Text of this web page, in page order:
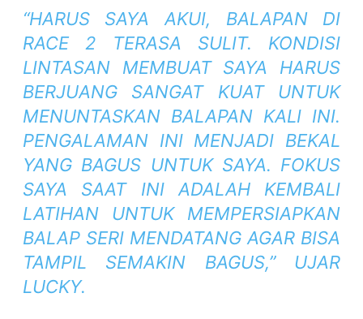
“HARUS SAYA AKUI, BALAPAN DI
RACE 2 TERASA SULIT. KONDISI
LINTASAN MEMBUAT SAYA HARUS
BERJUANG SANGAT KUAT UNTUK
MENUNTASKAN BALAPAN KALI INI.
PENGALAMAN INI MENJADI BEKAL
YANG BAGUS UNTUK SAYA. FOKUS
SAYA SAAT INI ADALAH KEMBALI
LATIHAN UNTUK MEMPERSIAPKAN
BALAP SERI MENDATANG AGAR BISA
TAMPIL SEMAKIN BAGUS,” UJAR
LUCKY.